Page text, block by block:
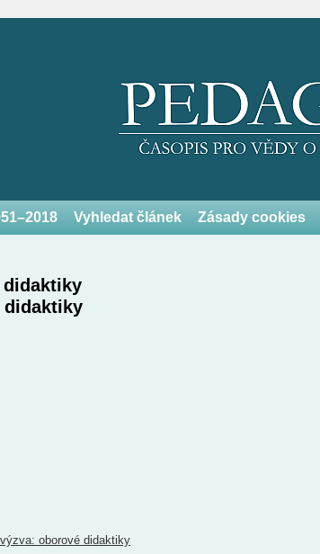
Vyhledat článek Zásady cookies
didaktiky
didaktiky
oborové didaktiky